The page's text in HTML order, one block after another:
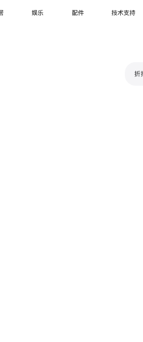
娱乐 配件 技术支持
折